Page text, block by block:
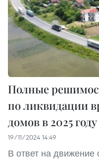
Полные
по ликвидации
домов в 2025 году
19/11/2024 14:49
В ответ на движение